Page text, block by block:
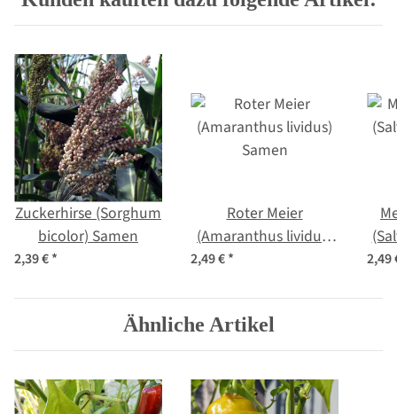
Zuckerhirse (Sorghum
bicolor) Samen
2,39 €*
Roter Meier
(Amaranthus lividus)
2,49 €* 2,49
Ähnliche Artikel